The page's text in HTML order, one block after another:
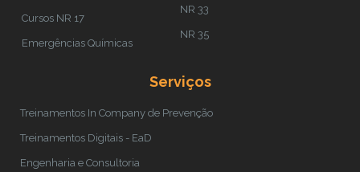
Cursos NR 17
Emergências Químicas
NR 33
NR 35
Serviços
Treinamentos In Company de Prevenção
Treinamentos Digitais - EaD
Engenharia e Consultoria